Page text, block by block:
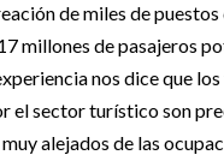
de miles de
millones de pasajeros
nos dice que
el sector turístico son
alejados de las